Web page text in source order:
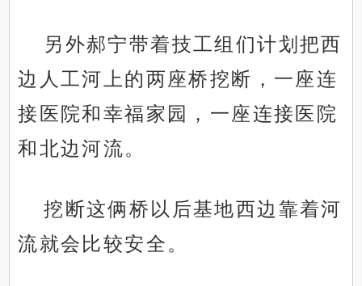
另外郝宁带着技工组们计划把西
边人工河上的两座桥挖断，一座连
接医院和幸福家园，一座连接医院
和北边河流。
挖断这俩桥以后基地西边靠着河
流就会比较安全。